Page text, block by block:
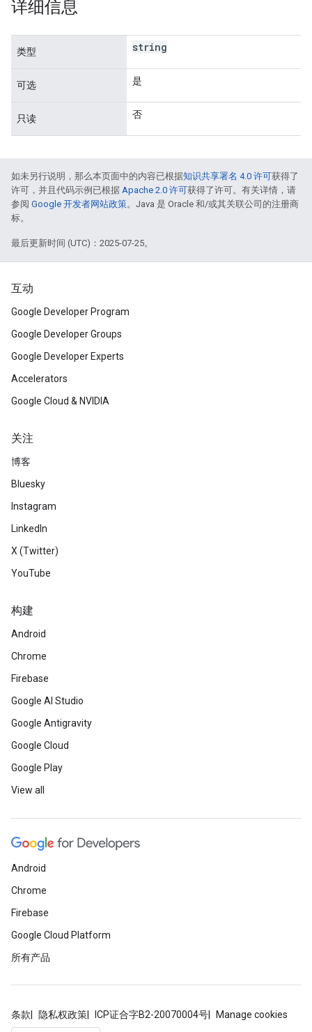
详细信息
类型 string
可选 是
只读 否
如未另行说明，那么本页面中的内容已根据知识共享署名 4.0 许可获得了
许可，并且代码示例已根据 Apache 2.0 许可获得了许可。有关详情，请
参阅 Google 开发者网站政策。Java 是 Oracle 和/或其关联公司的注册商
标。
最后更新时间 (UTC)：2025-07-25。
互动
Google Developer Program
Google Developer Groups
Google Developer Experts
Accelerators
Google Cloud & NVIDIA
关注
博客
Bluesky
Instagram
LinkedIn
X (Twitter)
YouTube
构建
Android
Chrome
Firebase
Google AI Studio
Google Antigravity
Google Cloud
Google Play
View all
Android
Chrome
Firebase
Google Cloud Platform
所有产品
条款 隐私权政策 ICP证合字B2-20070004号 Manage cookies